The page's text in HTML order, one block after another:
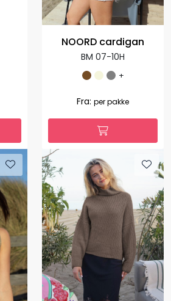
NOORD cardigan
BM 07-10H
+
Fra: per pakke